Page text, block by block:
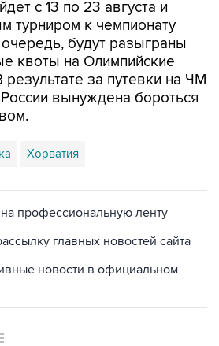
будут разыграны
квоты на Олимпийские
за путевки на ЧМ
вынуждена бороться
Хорватия
главных новостей сайта
новости в официальном